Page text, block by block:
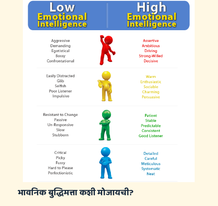
भावनिक बुद्धिमत्ता कशी मोजायची?